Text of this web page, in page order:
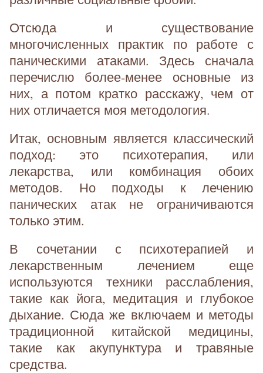
Отсюда и существование
многочисленных практик по работе с
паническими атаками. Здесь сначала
перечислю более-менее основные из
них, а потом кратко расскажу, чем от
них отличается моя методология.
Итак, основным является классический
подход: это психотерапия, или
лекарства, или комбинация обоих
методов. Но подходы к лечению
панических атак не ограничиваются
только этим.
В сочетании с психотерапией и
лекарственным лечением еще
используются техники расслабления,
такие как йога, медитация и глубокое
дыхание. Сюда же включаем и методы
традиционной китайской медицины,
такие как акупунктура и травяные
средства.